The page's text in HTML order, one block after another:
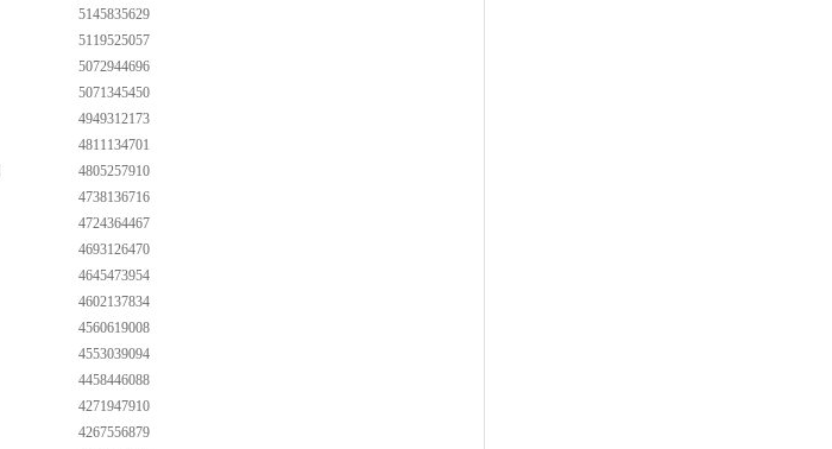
5145835629
5119525057
5072944696
5071345450
4949312173
4811134701
4805257910
4738136716
4724364467
4693126470
4645473954
4602137834
4560619008
4553039094
4458446088
4271947910
4267556879